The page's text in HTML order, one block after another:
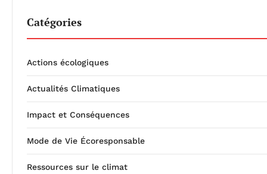
Catégories
Actions écologiques
Actualités Climatiques
Impact et Conséquences
Mode de Vie Écoresponsable
Ressources sur le climat